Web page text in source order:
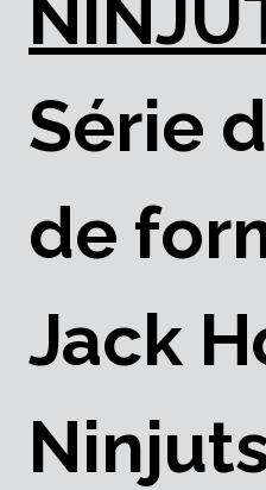
Série
de
Jack